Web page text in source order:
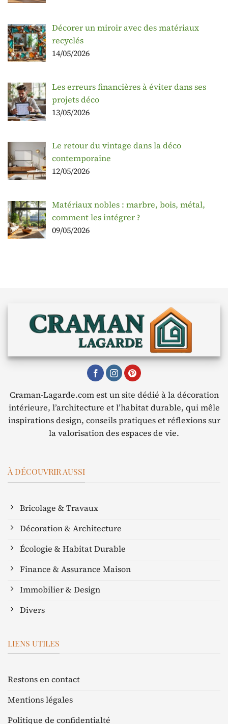
Décorer un miroir avec des matériaux
recyclés
14/05/2026
Les erreurs financières à éviter dans ses
projets déco
13/05/2026
Le retour du vintage dans la déco
contemporaine
12/05/2026
Matériaux nobles : marbre, bois, métal,
comment les intégrer ?
09/05/2026
Craman-Lagarde.com est un site dédié à la décoration
intérieure, l’architecture et l’habitat durable, qui mêle
inspirations design, conseils pratiques et réflexions sur
la valorisation des espaces de vie.
À DÉCOUVRIR AUSSI
Bricolage & Travaux
Décoration & Architecture
Écologie & Habitat Durable
Finance & Assurance Maison
Immobilier & Design
Divers
LIENS UTILES
Restons en contact
Mentions légales
Politique de confidentialté